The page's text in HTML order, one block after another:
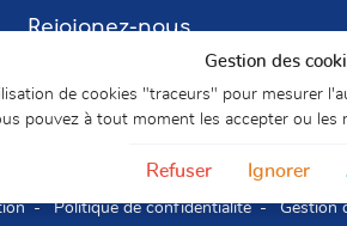
Rejoignez-nous
Politique de confidentialité Gestion
Gestion des
de cookies "traceurs" pour mesurer
pouvez à tout moment les accepter ou les
Refuser Ignorer